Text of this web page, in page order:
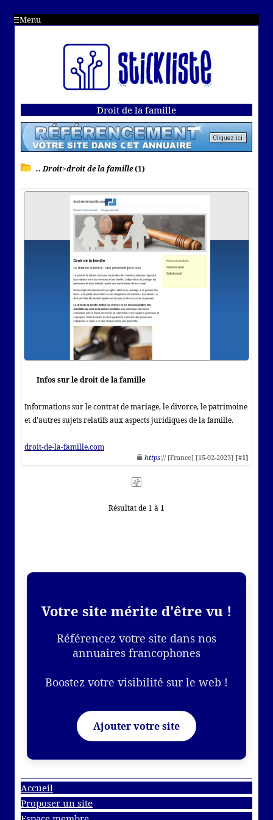
Menu
Droit de la famille
.. Droit>droit de la famille(1)
Infos sur le droit de la famille
Informations sur le contrat de mariage, le divorce, le patrimoine
et d'autres sujets relatifs aux aspects juridiques de la famille.
droit-de-la-famille.com
https:// [France] [15-02-2023] [#1]
Résultat de 1 à 1
Votre site mérite d'être vu !
Référencez votre site dans nos
annuaires francophones
Boostez votre visibilité sur le web !
Ajouter votre site
Accueil
Proposer un site